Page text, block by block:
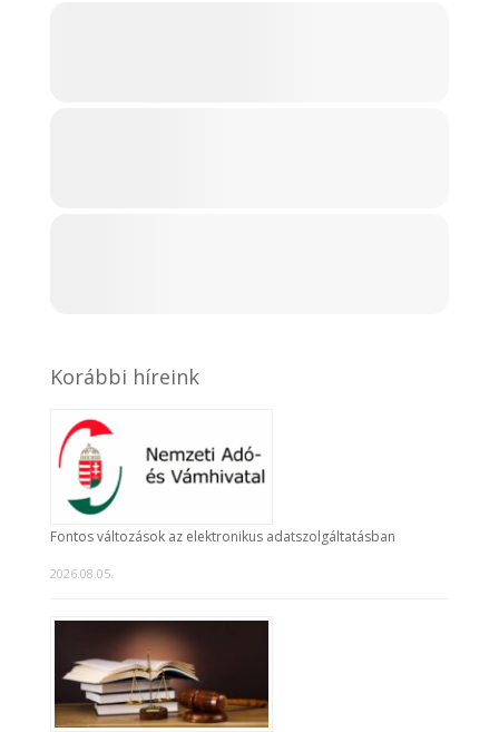
Korábbi híreink
Fontos változások az elektronikus adatszolgáltatásban
2026.08.05.